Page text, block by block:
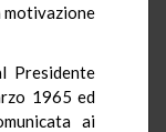
motivazione
Presidente
1965 ed
ai